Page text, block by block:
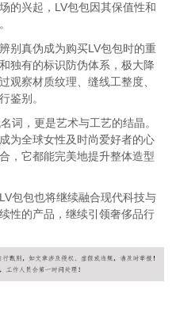
的兴起，LV包包因其保值性和
别真伪成为购买LV包包时的重
独有的标识防伪体系，极大降
观察材质纹理、缝线工整度、
鉴别。
词，更是艺术与工艺的结晶。
为全球女性及时尚爱好者的心
，它都能完美地提升整体造型
包包也将继续融合现代科技与
性的产品，继续引领奢侈品行